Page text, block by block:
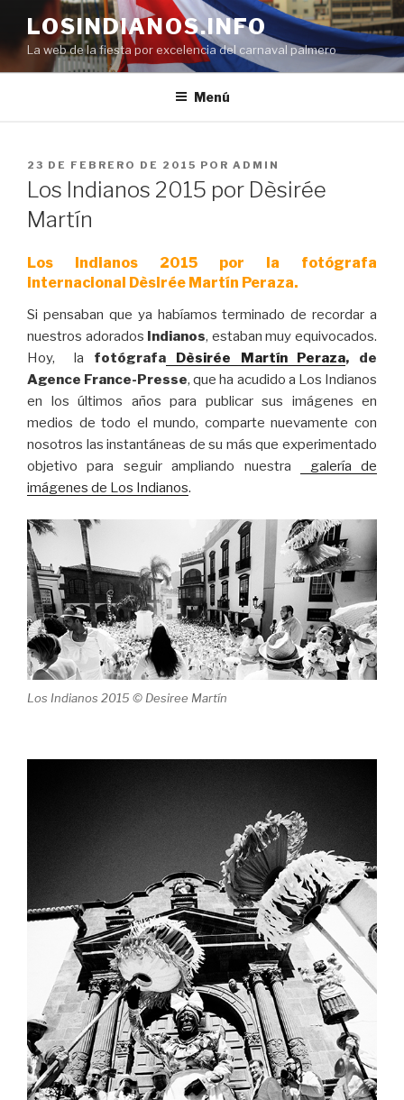
contenido
LOSINDIANOS.INFO
La web de la fiesta por excelencia del carnaval palmero
Menú
PUBLICADO
EL
23 DE FEBRERO DE 2015 POR ADMIN
Los Indianos 2015 por Dèsirée
Martín
Los Indianos 2015 por la fotógrafa
internacional Dèsirée Martín Peraza.
Si pensaban que ya habíamos terminado de recordar a
nuestros adorados Indianos, estaban muy equivocados.
Hoy, la fotógrafa Dèsirée Martín Peraza, de
Agence France-Presse, que ha acudido a Los Indianos
en los últimos años para publicar sus imágenes en
medios de todo el mundo, comparte nuevamente con
nosotros las instantáneas de su más que experimentado
objetivo para seguir ampliando nuestra
galería de
imágenes de Los Indianos.
Los Indianos 2015 © Desiree Martín